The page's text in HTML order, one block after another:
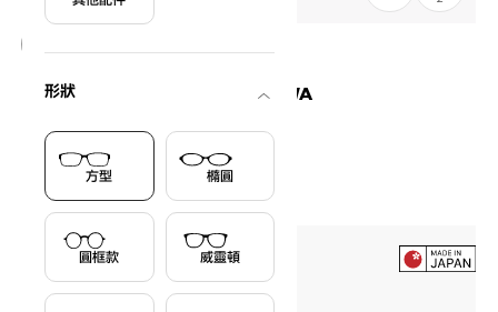
形狀
方型 橢圓
圓框款 威靈頓
OWNDAYS × MAKIKO TAKIZAWA
MT2001Q-6SC1 / Size: L
NT$3,790